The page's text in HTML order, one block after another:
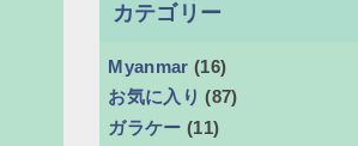
カテゴリー
Myanmar (16)
お気に入り (87)
ガラケー (11)